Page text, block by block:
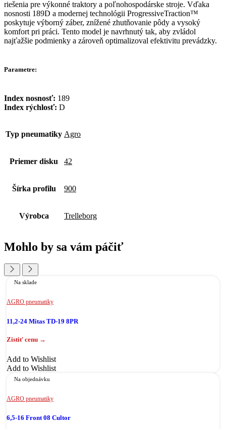
riešenia pre výkonné traktory a poľnohospodárske stroje. Vďaka
nosnosti 189D a modernej technológii ProgressiveTraction™
poskytuje výborný záber, znížené zhutňovanie pôdy a vysoký
komfort pri práci. Tento model je navrhnutý tak, aby zvládol
najťažšie podmienky a zároveň optimalizoval efektivitu prevádzky.
Parametre:
Index nosnosť: 189
Index rýchlosť: D
Typ pneumatiky Agro
Priemer disku 42
Šírka profilu 900
Výrobca Trelleborg
Mohlo by sa vám páčiť
Na sklade
AGRO pneumatiky
11,2-24 Mitas TD-19 8PR
Add to Wishlist
Add to Wishlist
Na objednávku
AGRO pneumatiky
6,5-16 Front 08 Cultor